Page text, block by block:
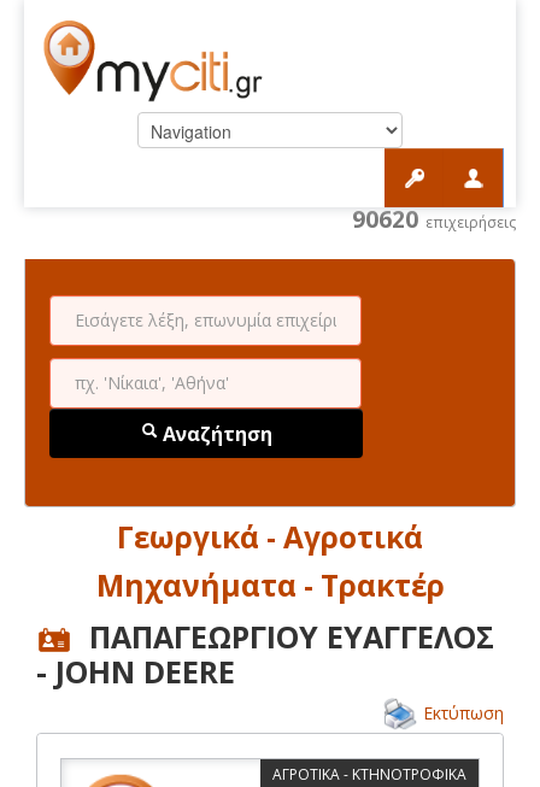
90620 επιχειρήσεις
Αναζήτηση
Γεωργικά - Αγροτικά
Μηχανήματα - Τρακτέρ
ΠΑΠΑΓΕΩΡΓΙΟΥ ΕΥΑΓΓΕΛΟΣ
- JOHN DEERE
Εκτύπωση
ΑΓΡΟΤΙΚΑ - ΚΤΗΝΟΤΡΟΦΙΚΑ